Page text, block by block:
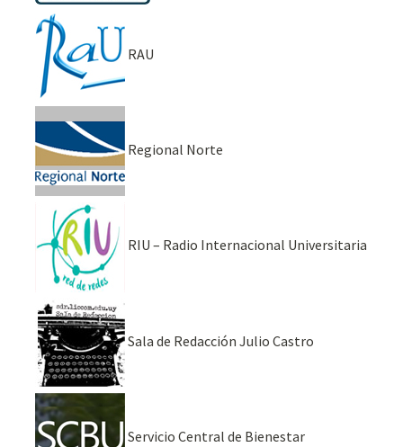
RAU
Regional Norte
RIU – Radio Internacional Universitaria
Sala de Redacción Julio Castro
Servicio Central de Bienestar